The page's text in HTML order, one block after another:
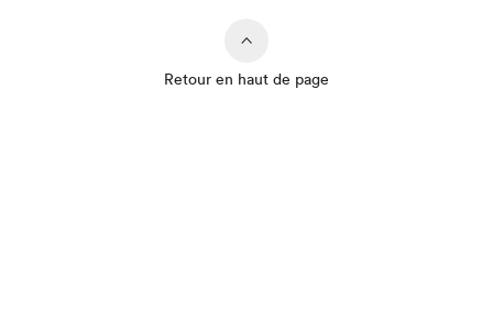
Retour en haut de page